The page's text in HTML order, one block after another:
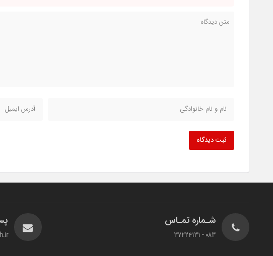
ثبت دیدگاه
شـماره تمـاس
083 - 37224131